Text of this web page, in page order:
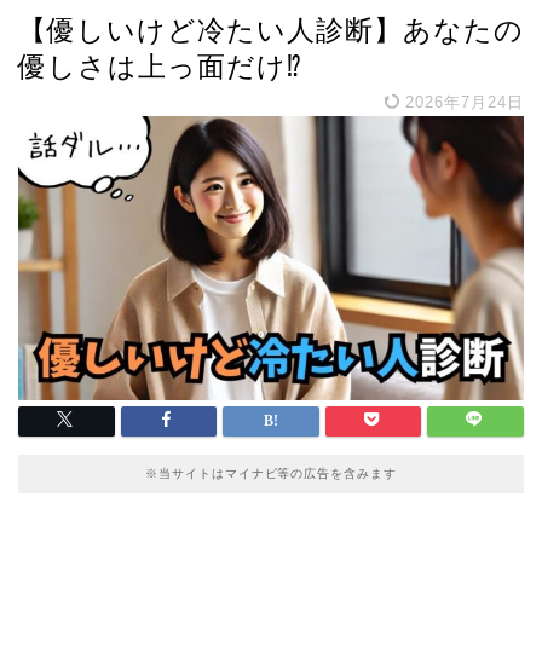
【優しいけど冷たい人診断】あなたの
優しさは上っ面だけ⁉
2026年7月24日
※当サイトはマイナビ等の広告を含みます